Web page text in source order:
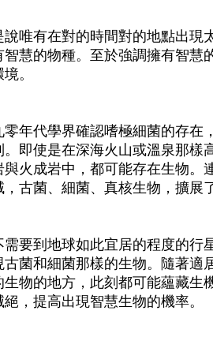
說唯有在對的時間對的地點出現
智慧的物種。至於強調擁有智慧
。
零年代學界確認嗜極細菌的存在
。即使是在深海火山或溫泉那樣
與火成岩中，都可能存在生物。
，古菌、細菌、真核生物，擴展
需要到地球如此宜居的程度的行
古菌和細菌那樣的生物。隨著適
生物的地方，此刻都可能蘊藏生
，提高出現智慧生物的機率。